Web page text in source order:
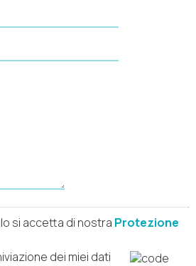
si accetta di nostra Protezione
dei miei dati